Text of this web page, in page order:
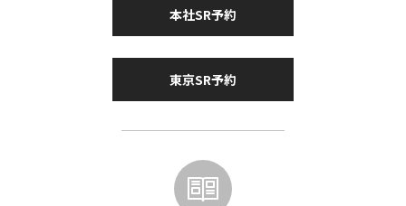
本社SR予約
東京SR予約